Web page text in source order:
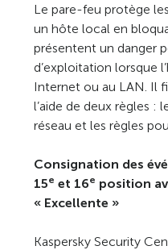
Le pare-feu protège
un hôte local en
présentent un danger
d’exploitation lorsque
Internet ou au LAN. Il
l’aide de deux règles :
réseau et les règles
Consignation des
15e et 16e position
« Excellente »
Kaspersky Security